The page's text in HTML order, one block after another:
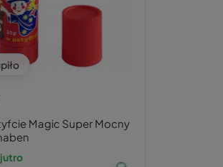
Magic Super Mocny